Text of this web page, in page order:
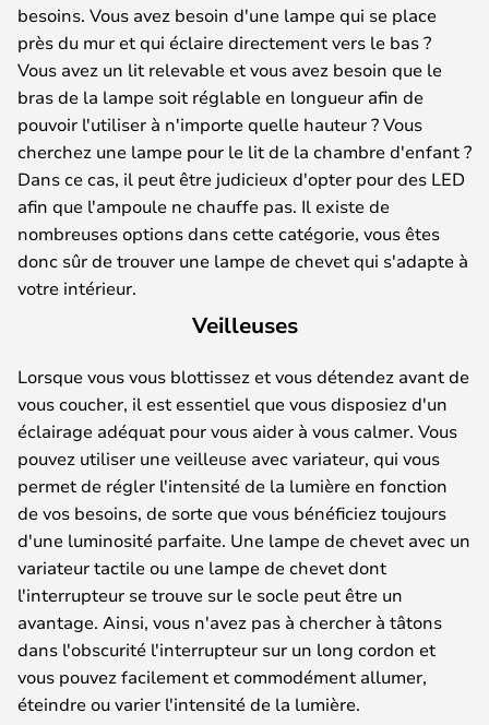
besoins. Vous avez besoin d'une lampe qui se place
près du mur et qui éclaire directement vers le bas ?
Vous avez un lit relevable et vous avez besoin que le
bras de la lampe soit réglable en longueur afin de
pouvoir l'utiliser à n'importe quelle hauteur ? Vous
cherchez une lampe pour le lit de la chambre d'enfant ?
Dans ce cas, il peut être judicieux d'opter pour des LED
afin que l'ampoule ne chauffe pas. Il existe de
nombreuses options dans cette catégorie, vous êtes
donc sûr de trouver une lampe de chevet qui s'adapte à
votre intérieur.
Veilleuses
Lorsque vous vous blottissez et vous détendez avant de
vous coucher, il est essentiel que vous disposiez d'un
éclairage adéquat pour vous aider à vous calmer. Vous
pouvez utiliser une veilleuse avec variateur, qui vous
permet de régler l'intensité de la lumière en fonction
de vos besoins, de sorte que vous bénéficiez toujours
d'une luminosité parfaite. Une lampe de chevet avec un
variateur tactile ou une lampe de chevet dont
l'interrupteur se trouve sur le socle peut être un
avantage. Ainsi, vous n'avez pas à chercher à tâtons
dans l'obscurité l'interrupteur sur un long cordon et
vous pouvez facilement et commodément allumer,
éteindre ou varier l'intensité de la lumière.